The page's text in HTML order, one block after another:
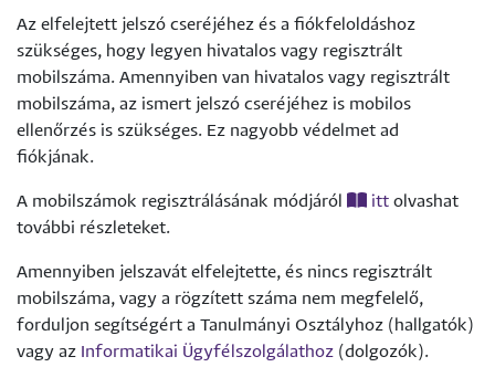
Az elfelejtett jelszó cseréjéhez és a fiókfeloldáshoz
szükséges, hogy legyen hivatalos vagy regisztrált
mobilszáma. Amennyiben van hivatalos vagy regisztrált
mobilszáma, az ismert jelszó cseréjéhez is mobilos
ellenőrzés is szükséges. Ez nagyobb védelmet ad
fiókjának.
A mobilszámok regisztrálásának módjáról itt olvashat
további részleteket.
Amennyiben jelszavát elfelejtette, és nincs regisztrált
mobilszáma, vagy a rögzített száma nem megfelelő,
forduljon segítségért a Tanulmányi Osztályhoz (hallgatók)
vagy az Informatikai Ügyfélszolgálathoz (dolgozók).